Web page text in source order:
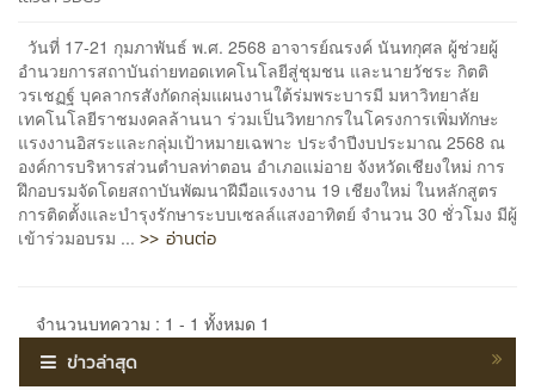
วันที่ 17-21 กุมภาพันธ์ พ.ศ. 2568 อาจารย์ณรงค์ นันทกุศล ผู้ช่วยผู้
อำนวยการสถาบันถ่ายทอดเทคโนโลยีสู่ชุมชน และนายวัชระ กิตติ
วรเชฏฐ์ บุคลากรสังกัดกลุ่มแผนงานใต้ร่มพระบารมี มหาวิทยาลัย
เทคโนโลยีราชมงคลล้านนา ร่วมเป็นวิทยากรในโครงการเพิ่มทักษะ
แรงงานอิสระและกลุ่มเป้าหมายเฉพาะ ประจำปีงบประมาณ 2568 ณ
องค์การบริหารส่วนตำบลท่าตอน อำเภอแม่อาย จังหวัดเชียงใหม่ การ
ฝึกอบรมจัดโดยสถาบันพัฒนาฝีมือแรงงาน 19 เชียงใหม่ ในหลักสูตร
การติดตั้งและบำรุงรักษาระบบเซลล์แสงอาทิตย์ จำนวน 30 ชั่วโมง มีผู้
เข้าร่วมอบรม ... >> อ่านต่อ
จำนวนบทความ : 1 - 1 ทั้งหมด 1
ข่าวล่าสุด